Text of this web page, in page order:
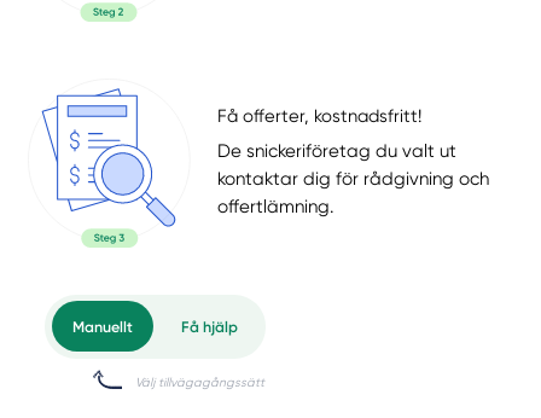
Få offerter, kostnadsfritt!
De snickeriföretag du valt ut
kontaktar dig för rådgivning och
offertlämning.